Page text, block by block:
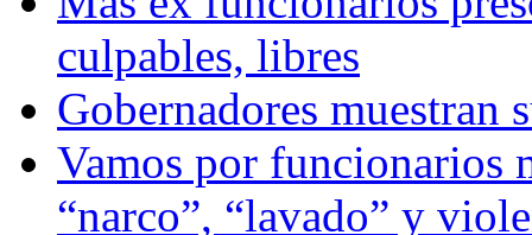
culpables, libres
Gobernadores muestran
Vamos por funcionarios
“narco”, “lavado” y